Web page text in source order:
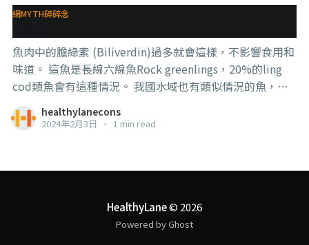
網MYTH碎碎念
魚肉中的膽綠素 (Biliverdin)過多就會這樣，不影響食用和
味道。 這魚是長線六線魚Rock greenlings，20%的ling
cod類魚會有這種情況。 我國水域也有類似情況的魚，比
如水針，常會看到魚肉或魚骨切開就有這種藍綠色，所以
本地釣友稱他們為【青白龍】，更親切的叫法是【JB
我爸帶我去奎籠釣魚的時候我爸教我的
healthylanecons
2024年2月3日 • 1 min read
HealthyLane© 2026
Powered by Ghost